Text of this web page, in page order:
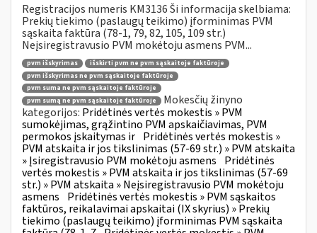
Registracijos numeris KM3136 Ši informacija skelbiama:
Prekių tiekimo (paslaugų teikimo) įforminimas PVM
sąskaita faktūra (78-1, 79, 82, 105, 109 str.)
Neįsiregistravusio PVM mokėtoju asmens PVM...
pvm išskyrimas
išskirti pvm ne pvm sąskaitoje faktūroje
pvm išskyrimas ne pvm sąskaitoje faktūroje
pvm suma ne pvm sąskaitoje faktūroje
pvm sumą ne pvm sąskaitoje faktūroje
Mokesčių žinyno
kategorijos: Pridėtinės vertės mokestis » PVM
sumokėjimas, grąžintino PVM apskaičiavimas, PVM
permokos įskaitymas ir Pridėtinės vertės mokestis »
PVM atskaita ir jos tikslinimas (57-69 str.) » PVM atskaita
» Įsiregistravusio PVM mokėtoju asmens Pridėtinės
vertės mokestis » PVM atskaita ir jos tikslinimas (57-69
str.) » PVM atskaita » Neįsiregistravusio PVM mokėtoju
asmens Pridėtinės vertės mokestis » PVM sąskaitos
faktūros, reikalavimai apskaitai (IX skyrius) » Prekių
tiekimo (paslaugų teikimo) įforminimas PVM sąskaita